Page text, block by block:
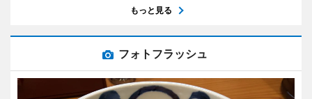
もっと見る
フォトフラッシュ